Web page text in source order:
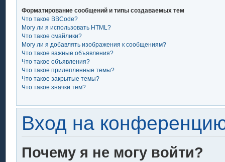
Форматирование сообщений и типы создаваемых тем
Что такое BBCode?
Могу ли я использовать HTML?
Что такое смайлики?
Могу ли я добавлять изображения к сообщениям?
Что такое важные объявления?
Что такое объявления?
Что такое прилепленные темы?
Что такое закрытые темы?
Что такое значки тем?
Вход на
Почему я не могу войти?